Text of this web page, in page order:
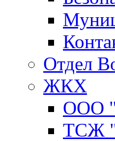
Отдел
ЖКХ
ООО
ТСЖ